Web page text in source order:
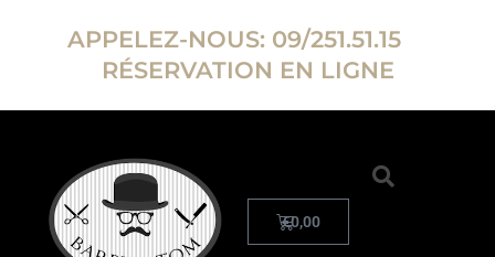
APPELEZ-NOUS: 09/251.51.15
RÉSERVATION EN LIGNE
€0,00